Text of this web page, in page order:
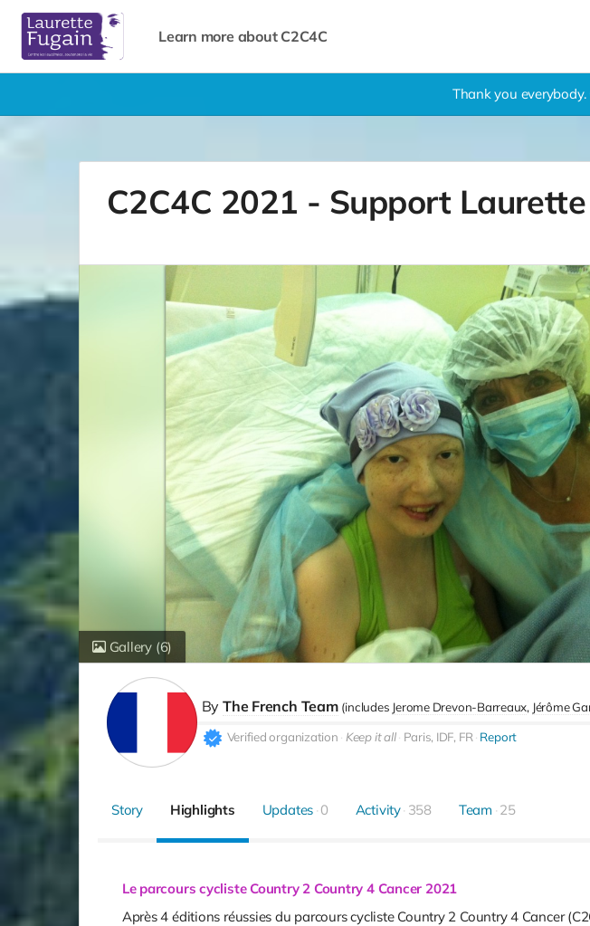
Learn more about C2C4C
Thank you
C2C4C 2021 - Support
Gallery (6)
ByThe French Team (includes Jerome Drevon-Barreaux Jérôme
Verified organization Keep it all Paris, IDF, FR Report
Story Highlights Updates 0 Activity 358 Team 25
Le parcours cycliste Country 2 Country 4 Cancer 2021
Après 4 éditions réussies du parcours cycliste Country 2 Country 4 Cancer